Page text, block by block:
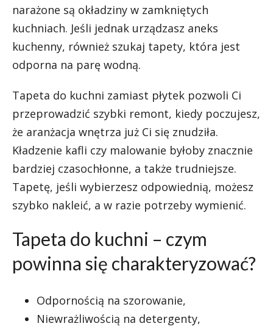
narażone są okładziny w zamkniętych
kuchniach. Jeśli jednak urządzasz aneks
kuchenny, również szukaj tapety, która jest
odporna na parę wodną.
Tapeta do kuchni zamiast płytek pozwoli Ci
przeprowadzić szybki remont, kiedy poczujesz,
że aranżacja wnętrza już Ci się znudziła.
Kładzenie kafli czy malowanie byłoby znacznie
bardziej czasochłonne, a także trudniejsze.
Tapetę, jeśli wybierzesz odpowiednią, możesz
szybko nakleić, a w razie potrzeby wymienić.
Tapeta do kuchni – czym
powinna się charakteryzować?
Odpornością na szorowanie,
Niewrażliwością na detergenty,